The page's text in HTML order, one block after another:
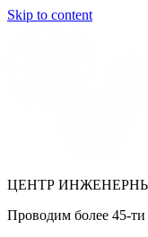
Skip to content
ЦЕНТР
Проводим более 45-ти